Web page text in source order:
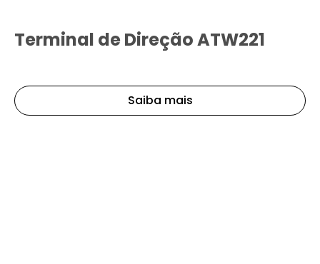
Terminal de Direção ATW221
Saiba mais